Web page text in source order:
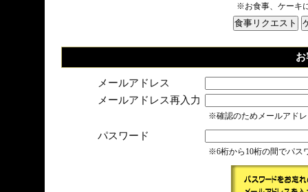
※お食事、ケーキ
メールアドレス
メールアドレス再入力
※確認のためメールアド
パスワード
※6桁から10桁の間でパス